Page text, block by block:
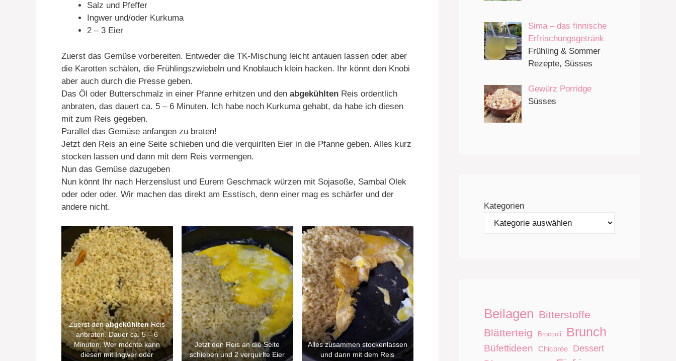
Salz und Pfeffer
Ingwer und/oder Kurkuma
2 – 3 Eier
Zuerst das Gemüse vorbereiten. Entweder die TK-Mischung leicht antauen lassen oder aber
die Karotten schälen, die Frühlingszwiebeln und Knoblauch klein hacken. Ihr könnt den Knobi
aber auch durch die Presse geben.
Das Öl oder Butterschmalz in einer Pfanne erhitzen und den abgekühlten Reis ordentlich
anbraten, das dauert ca. 5 – 6 Minuten. Ich habe noch Kurkuma gehabt, da habe ich diesen
mit zum Reis gegeben.
Parallel das Gemüse anfangen zu braten!
Jetzt den Reis an eine Seite schieben und die verquirlten Eier in die Pfanne geben. Alles kurz
stocken lassen und dann mit dem Reis vermengen.
Nun das Gemüse dazugeben
Nun könnt Ihr nach Herzenslust und Eurem Geschmack würzen mit Sojasoße, Sambal Olek
oder oder oder. Wir machen das direkt am Esstisch, denn einer mag es schärfer und der
andere nicht.
Zuerst denabgekühltenReis
anbraten. Dauer ca. 5 – 6
Minuten. Wer möchte kann
diesen mit Ingwer oder
Jetzt den Reis an die Seite
schieben und 2 verquirlte Eier
Alles zusammen stockenlassen
und dann mit dem Reis
Sima – das finnische
Erfrischungsgetränk
Frühling & Sommer
Rezepte, Süsses
Gewürz Porridge
Süsses
Kategorien
Beilagen Bitterstoffe
Blätterteig
Broccoli Brunch
Büfettideen Chicorée Dessert